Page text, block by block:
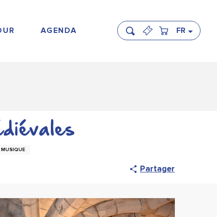
AGENDA Recherche FR
MUSIQUE
Partager